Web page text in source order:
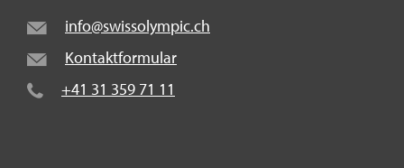
info@​swi​ssol​ympi​c.​ch
Kon­takt­for­mu­lar
+41 31 359 71 11